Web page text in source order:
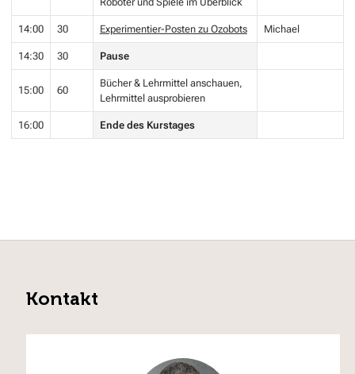
14:00 30 Experimentier-Posten zu Ozobots Michael
14:30 30 Pause
15:00 60
Bücher & Lehrmittel anschauen,
Lehrmittel ausprobieren
16:00 Ende des Kurstages
Kontakt